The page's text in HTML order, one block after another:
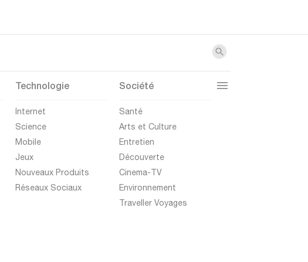
Technologie
Internet
Science
Mobile
Jeux
Nouveaux Produits
Réseaux Sociaux
Société
Santé
Arts et Culture
Entretien
Découverte
Cinema-TV
Environnement
Traveller Voyages